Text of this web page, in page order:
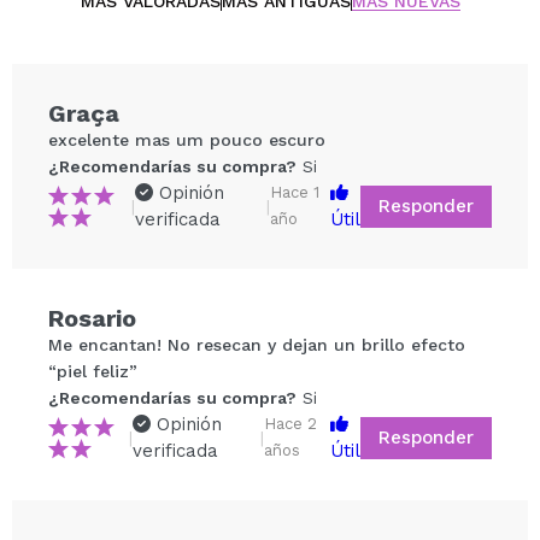
Compartir un vídeo o una foto
Tu vídeo podría ser el primero. Imagínatelo...
¿Recomendarías su compra? Si No
Graça
excelente mas um pouco escuro
¿Recomendarías su compra? Si
|
Opinión
verificada
|
Hace 1
año
Útil
Responder
Rosario
Me encantan! No resecan y dejan un brillo efecto
“piel feliz”
¿Recomendarías su compra? Si
|
Opinión
verificada
|
Hace 2
años
Útil
Responder